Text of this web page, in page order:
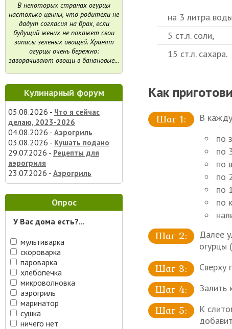
В некоторых странах огурцы
настолько ценны, что родители не
дадут согласия на брак, если
будущий жених не покажет свои
запасы зеленых овощей. Хранят
огурцы очень бережно:
заворачивают овощи в банановые...
Кулинарный форум
05.08.2026 - Что я сейчас
делаю, 2023-2026
04.08.2026 - Аэрогриль
03.08.2026 - Кушать подано
29.07.2026 - Рецепты для
аэрогриля
23.07.2026 - Аэрогриль
Опрос
У Вас дома есть?...
мультиварка
скороварка
пароварка
хлебопечка
микроволновка
аэрогриль
маринатор
сушка
ничего нет
на 3 литра
5 ст.л. соли,
15 ст.л. сахара.
Как
В
по
по
по
по
по
по
Далее
огурцы
Сверху
Залить
К